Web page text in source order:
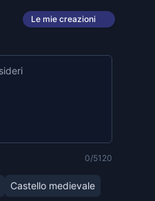
Le mie creazioni
0/5120
Castello medievale